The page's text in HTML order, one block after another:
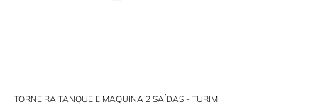
TORNEIRA TANQUE E MAQUINA 2 SAÍDAS - TURIM